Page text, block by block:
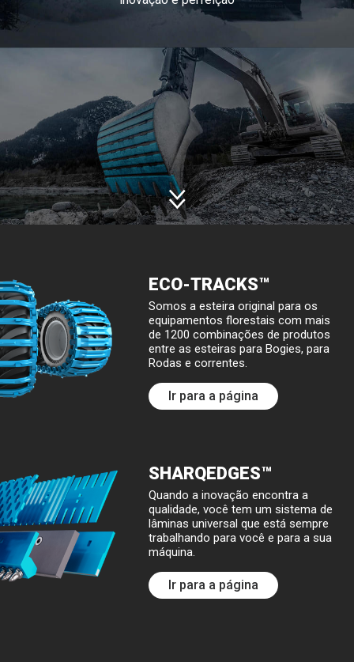
SOBRE A OLOFSFORS
CONTATO DA OLOFSFORS
REVENDEDORES
A PROCURA
PORTUGUESE
GERMAN
FINNISH
FRENCH
RUSSIAN
ESTONIAN
NORTH AMERICA
ECO-TRACKS™
Somos a esteira original para os
equipamentos florestais com mais
de 1200 combinações de produtos
entre as esteiras para Bogies, para
Rodas e correntes.
Ir para a página
SHARQEDGES™
Quando a inovação encontra a
qualidade, você tem um sistema de
lâminas universal que está sempre
trabalhando para você e para a sua
máquina.
Ir para a página